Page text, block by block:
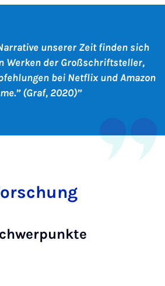
unserer Zeit finden sich
Werken der Großschriftsteller,
bei Netflix und Amazon
(Graf, 2020)